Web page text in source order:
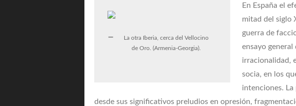
La otra Iberia, cerca del Vellocino
de Oro. (Armenia-Georgia).
En España el
mitad del siglo
guerra de
ensayo
irracionalidad,
socia, en los
intenciones.
desde sus significativos preludios en opresión,